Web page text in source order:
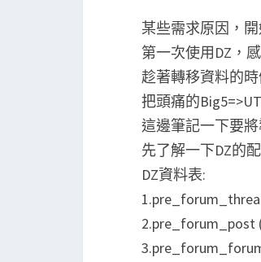
某些需求原因，開
第一次使用DZ，
趁著轉移資料的時
把頭痛的
這邊筆記一下要
先了解一下DZ的
DZ資料表: